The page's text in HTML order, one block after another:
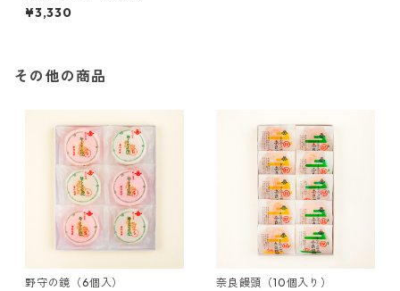
¥3,330
その他の商品
野守の鏡（6個入） 奈良饅頭（10個入り）